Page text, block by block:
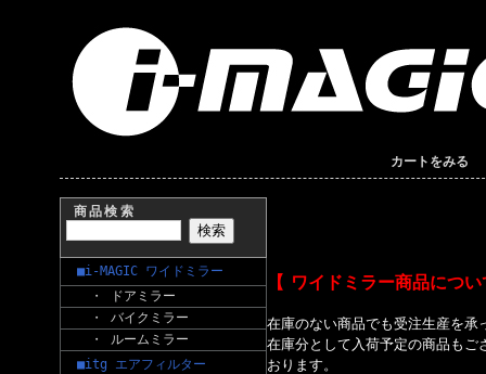
カートをみる
商品検索
■i-MAGIC ワイドミラー
・ ドアミラー
・ バイクミラー
・ ルームミラー
■itg エアフィルター
【 ワイドミラー商品につ
在庫のない商品でも受注生産を承
在庫分として入荷予定の商品もご
おります。